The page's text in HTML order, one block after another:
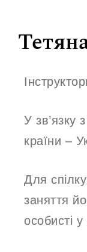
У зв’язку
країни –
Для
заняття
особисті у